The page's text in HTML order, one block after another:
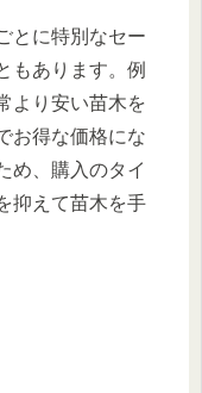
とに特別なセー
もあります。例
より安い苗木を
お得な価格にな
め、購入のタイ
抑えて苗木を手